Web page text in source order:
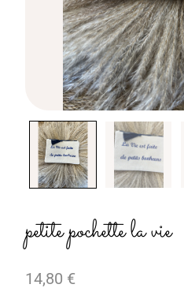
petite pochette la vie
14,80 €